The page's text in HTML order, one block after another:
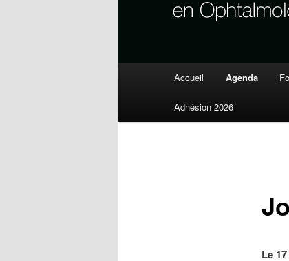
Aller
au
Accueil Agenda
Adhésion 2026
Le